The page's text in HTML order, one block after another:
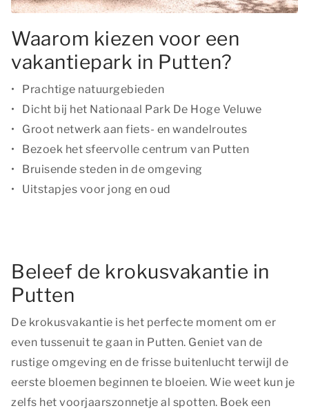
Waarom kiezen voor een
vakantiepark in Putten?
Prachtige natuurgebieden
Dicht bij het Nationaal Park De Hoge Veluwe
Groot netwerk aan fiets- en wandelroutes
Bezoek het sfeervolle centrum van Putten
Bruisende steden in de omgeving
Uitstapjes voor jong en oud
Beleef de krokusvakantie in
Putten
De krokusvakantie is het perfecte moment om er
even tussenuit te gaan in Putten. Geniet van de
rustige omgeving en de frisse buitenlucht terwijl de
eerste bloemen beginnen te bloeien. Wie weet kun je
zelfs het voorjaarszonnetje al spotten. Boek een